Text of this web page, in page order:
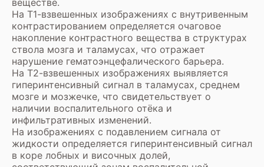
веществе.
На Т1-взвешенных изображениях с внутривенным
контрастированием определяется очаговое
накопление контрастного вещества в структурах
ствола мозга и таламусах, что отражает
нарушение гематоэнцефалического барьера.
На Т2-взвешенных изображениях выявляется
гиперинтенсивный сигнал в таламусах, среднем
мозге и мозжечке, что свидетельствует о
наличии воспалительного отёка и
инфильтративных изменений.
На изображениях с подавлением сигнала от
жидкости определяется гиперинтенсивный сигнал
в коре лобных и височных долей,